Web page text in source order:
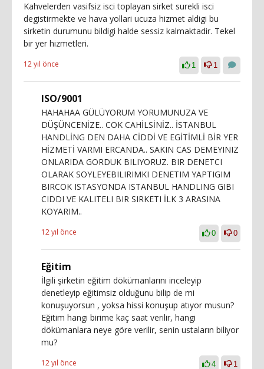
Kahvelerden vasifsiz isci toplayan sirket surekli isci
degistirmekte ve hava yollari ucuza hizmet aldigi bu
sirketin durumunu bildigi halde sessiz kalmaktadir. Tekel
bir yer hizmetleri.
12 yıl önce 1 1
ISO/9001
HAHAHAA GÜLÜYORUM YORUMUNUZA VE
DÜŞÜNCENİZE.. COK CAHİLSİNİZ.. İSTANBUL
HANDLİNG DEN DAHA CİDDİ VE EGİTİMLİ BİR YER
HİZMETİ VARMI ERCANDA.. SAKIN CAS DEMEYINIZ
ONLARIDA GORDUK BILIYORUZ. BIR DENETCI
OLARAK SOYLEYEBILIRIMKI DENETIM YAPTIGIM
BIRCOK ISTASYONDA ISTANBUL HANDLING GIBI
CIDDI VE KALITELI BIR SIRKETI İLK 3 ARASINA
KOYARIM..
12 yıl önce 0 0
Eğitim
İlgili şirketin eğitim dökümanlarını inceleyip
denetleyip eğitimsiz olduğunu bilip de mi
konuşuyorsun , yoksa hissi konuşup atıyor musun?
Eğitim hangi birime kaç saat verilir, hangi
dökümanlara neye göre verilir, senin ustaların biliyor
mu?
12 yıl önce 4 1